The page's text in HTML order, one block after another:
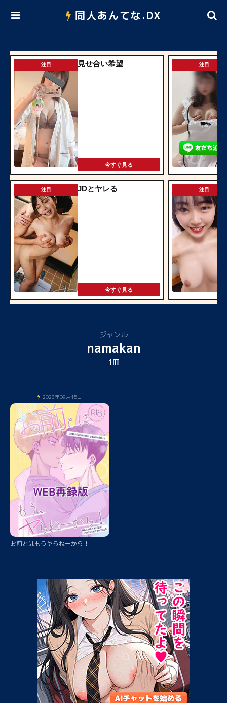
同人あんてな.DX
注目 見せ合い希望
今すぐ見る
注目 JDとヤレる
今すぐ見る
注目
注目
ジャンル
namakan
1冊
2023年09月15日
お前とはもうヤらねーから！